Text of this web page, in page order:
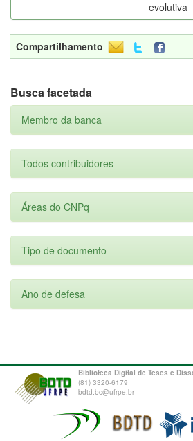
evolutiva
Compartilhamento
Busca facetada
Membro da banca
Todos contribuidores
Áreas do CNPq
Tipo de documento
Ano de defesa
Biblioteca Digital de Teses e
(81) 3320-6179
bdtd.bc@ufrpe.br